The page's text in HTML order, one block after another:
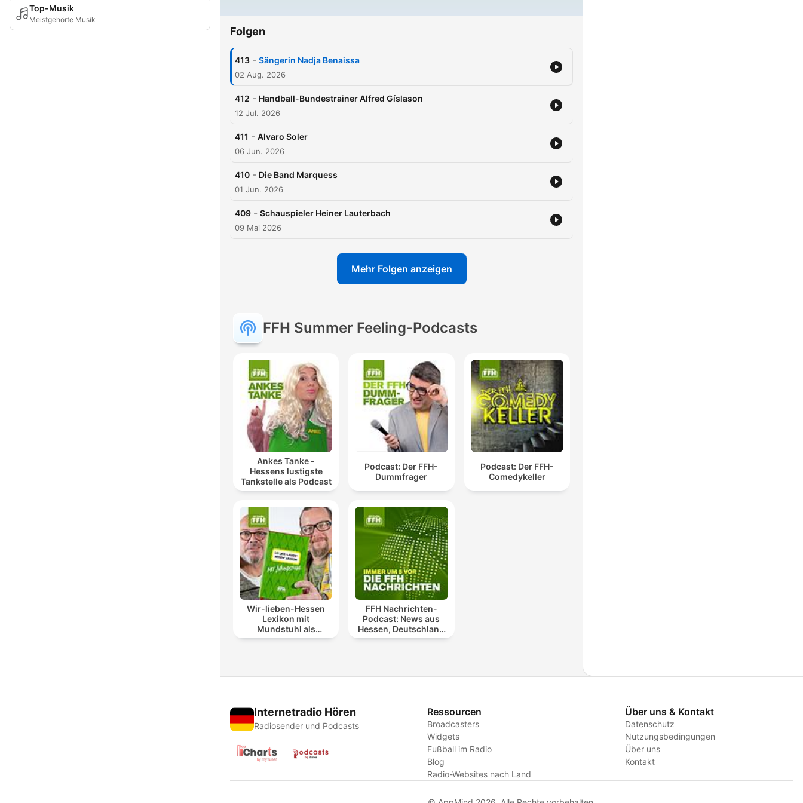
Top-Musik
Meistgehörte Musik
Folgen
413 - Sängerin Nadja Benaissa
02 Aug. 2026
412 - Handball-Bundestrainer Alfred Gíslason
12 Jul. 2026
411 - Alvaro Soler
06 Jun. 2026
410 - Die Band Marquess
01 Jun. 2026
409 - Schauspieler Heiner Lauterbach
09 Mai 2026
Mehr Folgen anzeigen
FFH Summer Feeling-Podcasts
Ankes Tanke -
Hessens lustigste
Tankstelle als Podcast
Podcast: Der FFH-
Dummfrager
Podcast: Der FFH-
Comedykeller
Wir-lieben-Hessen
Lexikon mit
Mundstuhl als
Podcast
FFH Nachrichten-
Podcast: News aus
Hessen, Deutschland
und der Welt
Internetradio Hören
Radiosender und Podcasts
Ressourcen
Broadcasters
Widgets
Fußball im Radio
Blog
Radio-Websites nach Land
Über uns & Kontakt
Datenschutz
Nutzungsbedingungen
Über uns
Kontakt